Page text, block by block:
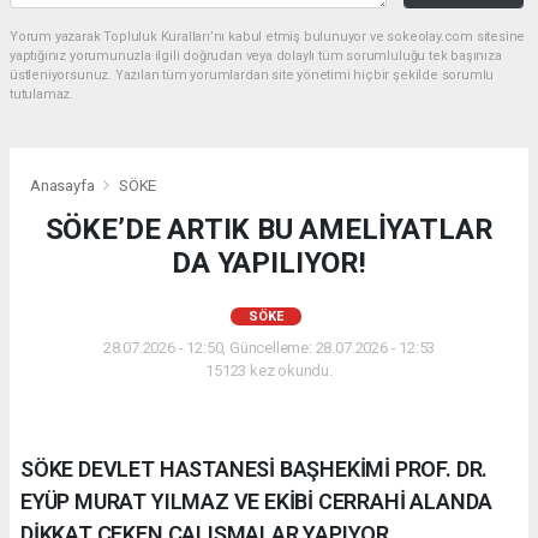
Yorum yazarak Topluluk Kuralları’nı kabul etmiş bulunuyor ve sokeolay.com sitesine
yaptığınız yorumunuzla ilgili doğrudan veya dolaylı tüm sorumluluğu tek başınıza
üstleniyorsunuz. Yazılan tüm yorumlardan site yönetimi hiçbir şekilde sorumlu
tutulamaz.
Anasayfa SÖKE
SÖKE’DE ARTIK BU AMELİYATLAR
DA YAPILIYOR!
SÖKE
28.07.2026 - 12:50, Güncelleme: 28.07.2026 - 12:53
15123 kez okundu.
SÖKE DEVLET HASTANESİ BAŞHEKİMİ PROF. DR.
EYÜP MURAT YILMAZ VE EKİBİ CERRAHİ ALANDA